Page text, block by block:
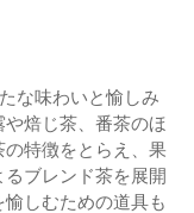
な味わいと愉しみ
焙じ茶、番茶のほ
特徴をとらえ、果
ブレンド茶を展開
しむための道具も